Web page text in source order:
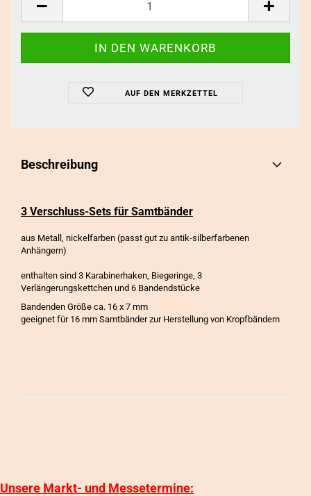
AUF DEN MERKZETTEL
Beschreibung
3 Verschluss-Sets für Samtbänder
aus Metall, nickelfarben (passt gut zu antik-silberfarbenen
Anhängern)
enthalten sind 3 Karabinerhaken, Biegeringe, 3
Verlängerungskettchen und 6 Bandendstücke
Bandenden Größe ca. 16 x 7 mm
geeignet für 16 mm Samtbänder zur Herstellung von Kropfbändern
Unsere Markt- und Messetermine: